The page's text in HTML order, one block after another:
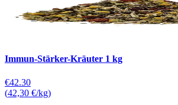
Immun-Stärker-Kräuter 1 kg
€42.30
(42,30 €/kg)